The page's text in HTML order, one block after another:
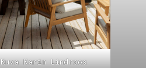
Kuva Karin Lindroos